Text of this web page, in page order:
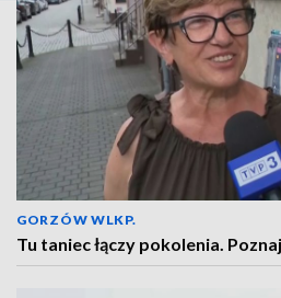
GORZÓW WLKP.
Tu taniec łączy pokolenia.